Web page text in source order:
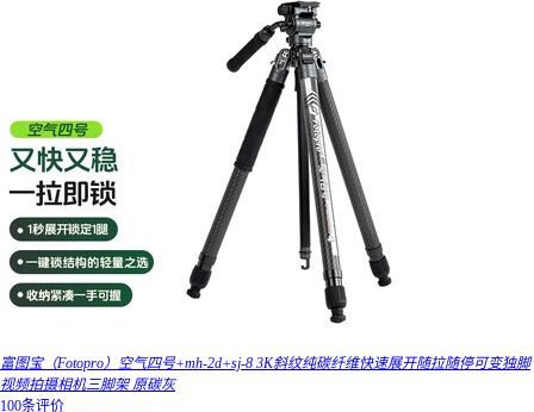
富图宝（Fotopro）空气四号+mh-2d+sj-8 3K斜纹纯碳纤维快速展开随拉随停可变独脚
视频拍摄相机三脚架 原碳灰
100条评价